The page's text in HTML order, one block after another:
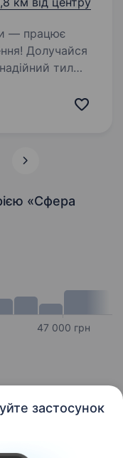
застосунок
Долучайся
тил
«Сфера
47 000 грн